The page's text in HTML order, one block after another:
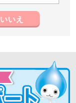
いいえ